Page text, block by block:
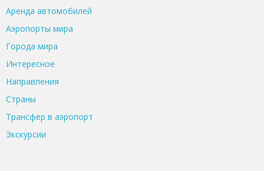
Аренда автомобилей
Аэропорты мира
Города мира
Интересное
Направления
Страны
Трансфер в аэропорт
Экскурсии